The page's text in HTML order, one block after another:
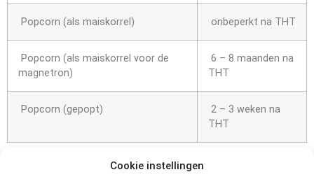
Cookie instellingen
Popcorn (als maiskorrel) onbeperkt na THT
Popcorn (als maiskorrel voor de
magnetron)
6 – 8 maanden na
THT
Popcorn (gepopt)
2 – 3 weken na
THT